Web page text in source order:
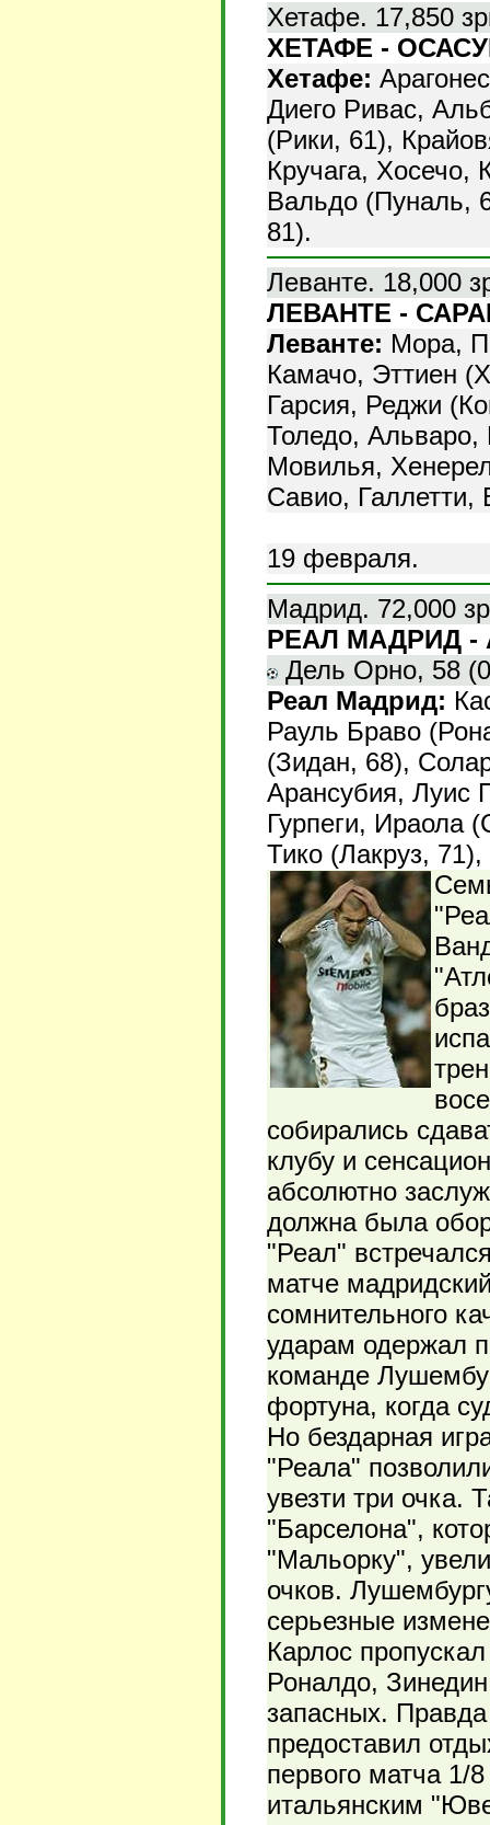
Хетафе. 17,850
ХЕТАФЕ -
Хетафе:
Диего Ривас,
(Рики, 61),
Кручага,
Вальдо (Пуналь,
81).
Леванте. 18,000
ЛЕВАНТЕ -
Леванте: Мора,
Камачо, Эттиен
Гарсия, Реджи
Толедо,
Мовилья,
Савио, Галлетти,
19 февраля.
Мадрид. 72,000
РЕАЛ МАДРИД -
Дель Орно, 58
Реал Мадрид:
Рауль Браво
(Зидан, 68),
Арансубия, Луис
Гурпеги, Ираола
Тико (Лакруз,
собирались
клубу и
абсолютно
должна была
"Реал"
матче
сомнительного
ударам одержал
команде
фортуна, когда
Но бездарная
"Реала"
увезти три очка.
"Барселона",
"Мальорку",
очков.
серьезные
Карлос
Роналдо,
запасных.
предоставил
первого матча 1/
итальянским